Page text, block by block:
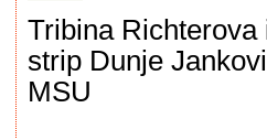
Tribina Richterova
strip Dunje
MSU